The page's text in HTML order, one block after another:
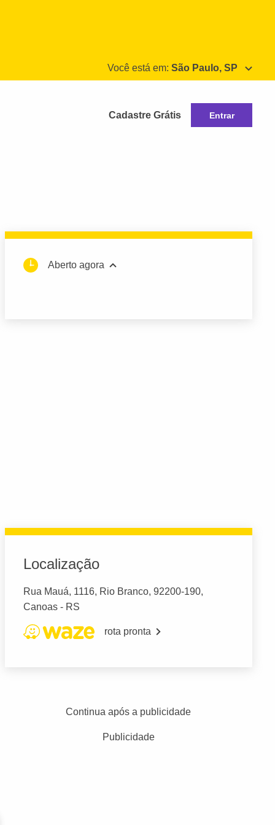
Você está em: São Paulo, SP
Cadastre Grátis Entrar
Aberto agora
Localização
Rua Mauá, 1116, Rio Branco, 92200-190,
Canoas - RS
rota pronta
Continua após a publicidade
Publicidade